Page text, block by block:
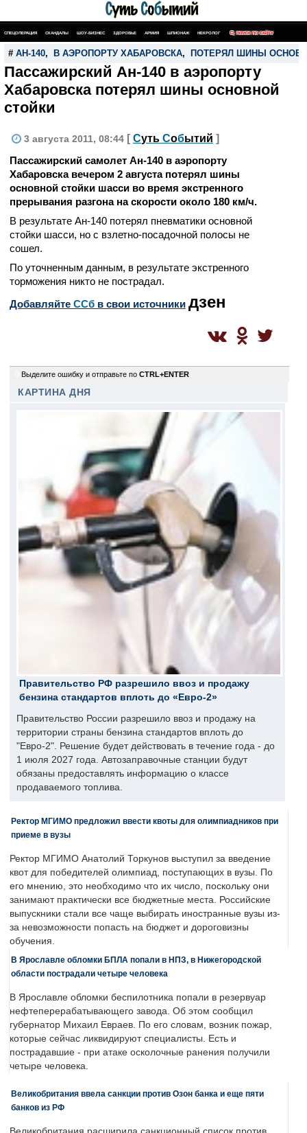
СПЕЦОПЕРАЦИЯ СКАНДАЛЫ ШОУ-БИЗНЕС ЗДОРОВЬЕ АРМИЯ ШПИОНАЖ НЕКРОЛОГ ПОИСК ПО САЙТУ
# АН-140, В АЭРОПОРТУ ХАБАРОВСКА, ПОТЕРЯЛ ШИНЫ
Пассажирский Ан-140 в аэропорту
Хабаровска потерял шины основной
стойки
3 августа 2011, 08:44 [ Суть Событий ]
Пассажирский самолет Ан-140 в аэропорту
Хабаровска вечером 2 августа потерял шины
основной стойки шасси во время экстренного
прерывания разгона на скорости около 180 км/ч.
В результате Ан-140 потерял пневматики основной
стойки шасси, но с взлетно-посадочной полосы не
сошел.
По уточненным данным, в результате экстренного
торможения никто не пострадал.
Добавляйте CСб в свои источники дзен
Выделите ошибку и отправьте по CTRL+ENTER
КАРТИНА ДНЯ
Правительство РФ разрешило ввоз и продажу
бензина стандартов вплоть до «Евро-2»
Правительство России разрешило ввоз и продажу на
территории страны бензина стандартов вплоть до
"Евро-2". Решение будет действовать в течение года - до
1 июля 2027 года. Автозаправочные станции будут
обязаны предоставлять информацию о классе
продаваемого топлива.
Ректор МГИМО предложил ввести квоты для олимпиадников при
приеме в вузы
Ректор МГИМО Анатолий Торкунов выступил за введение
квот для победителей олимпиад, поступающих в вузы. По
его мнению, это необходимо что их число, поскольку они
занимают практически все бюджетные места. Российские
выпускники стали все чаще выбирать иностранные вузы из-
за невозможности попасть на бюджет и дороговизны
обучения.
В Ярославле обломки БПЛА попали в НПЗ, в Нижегородской
области пострадали четыре человека
В Ярославле обломки беспилотника попали в резервуар
нефтеперерабатывающего завода. Об этом сообщил
губернатор Михаил Евраев. По его словам, возник пожар,
которые сейчас ликвидируют специалисты. Есть и
пострадавшие - при атаке осколочные ранения получили
четыре человека.
Великобритания ввела санкции против Озон банка и еще пяти
банков из РФ